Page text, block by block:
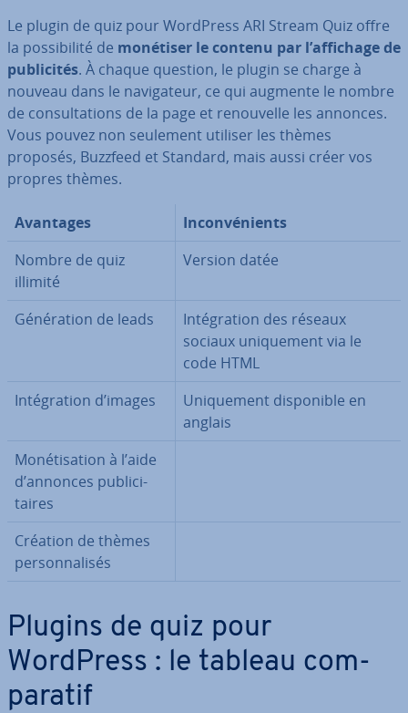
Le plugin de quiz pour WordPress ARI Stream Quiz offre
la pos­si­bi­lité de monétiser le contenu par l’affichage de
pu­bli­ci­tés. À chaque question, le plugin se charge à
nouveau dans le na­vi­ga­teur, ce qui augmente le nombre
de con­sul­ta­tions de la page et re­nou­velle les annonces.
Vous pouvez non seulement utiliser les thèmes
proposés, Buzzfeed et Standard, mais aussi créer vos
propres thèmes.
Avantages
In­con­vé­nients
Nombre de quiz
illimité
Version datée
Gé­né­ra­tion de leads
In­té­gra­tion des réseaux
sociaux uni­que­ment via le
code HTML
In­té­gra­tion d’images
Uni­que­ment dis­po­nible en
anglais
Mo­né­ti­sa­tion à l’aide
d’annonces pu­bli­ci­
taires
Création de thèmes
per­son­na­li­sés
Plugins de quiz pour
WordPress : le tableau com­
pa­ra­tif